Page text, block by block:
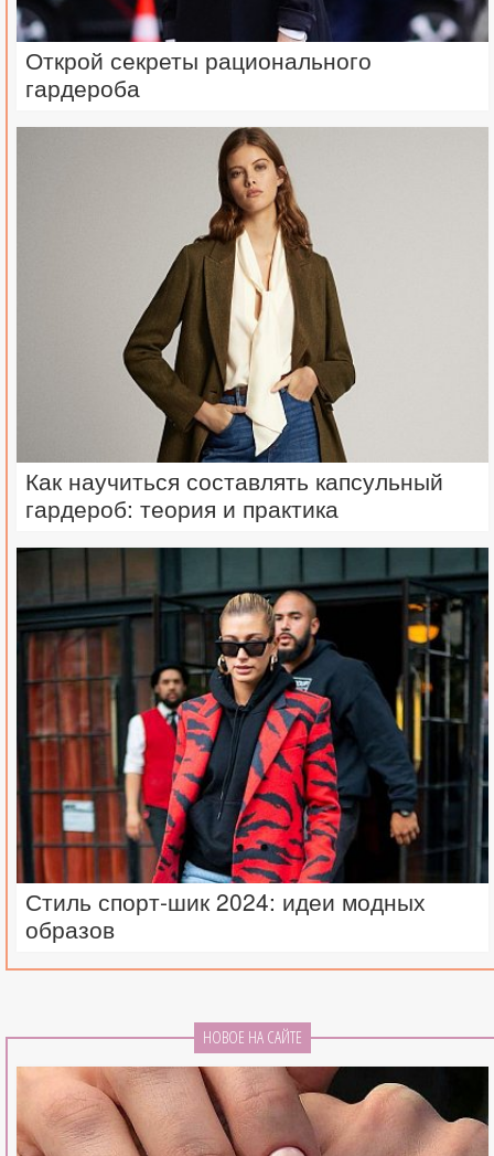
Открой секреты рационального
гардероба
Как научиться составлять капсульный
гардероб: теория и практика
Стиль спорт-шик 2024: идеи модных
образов
НОВОЕ НА САЙТЕ